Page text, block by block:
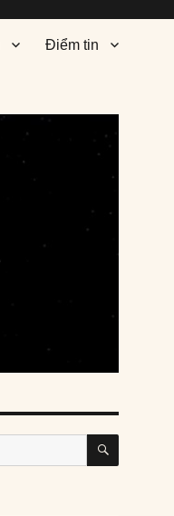
Điểm tin
SEARCH